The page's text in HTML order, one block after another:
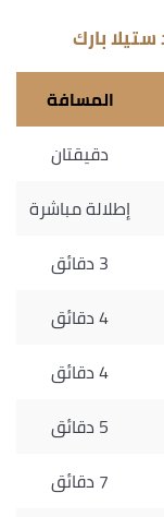
بارك
المسافة
دقيقتان
إطلالة مباشرة
3 دقائق
4 دقائق
4 دقائق
5 دقائق
7 دقائق